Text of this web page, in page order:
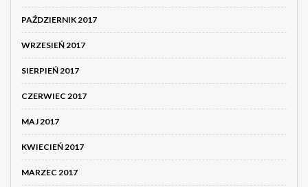
PAŹDZIERNIK 2017
WRZESIEŃ 2017
SIERPIEŃ 2017
CZERWIEC 2017
MAJ 2017
KWIECIEŃ 2017
MARZEC 2017